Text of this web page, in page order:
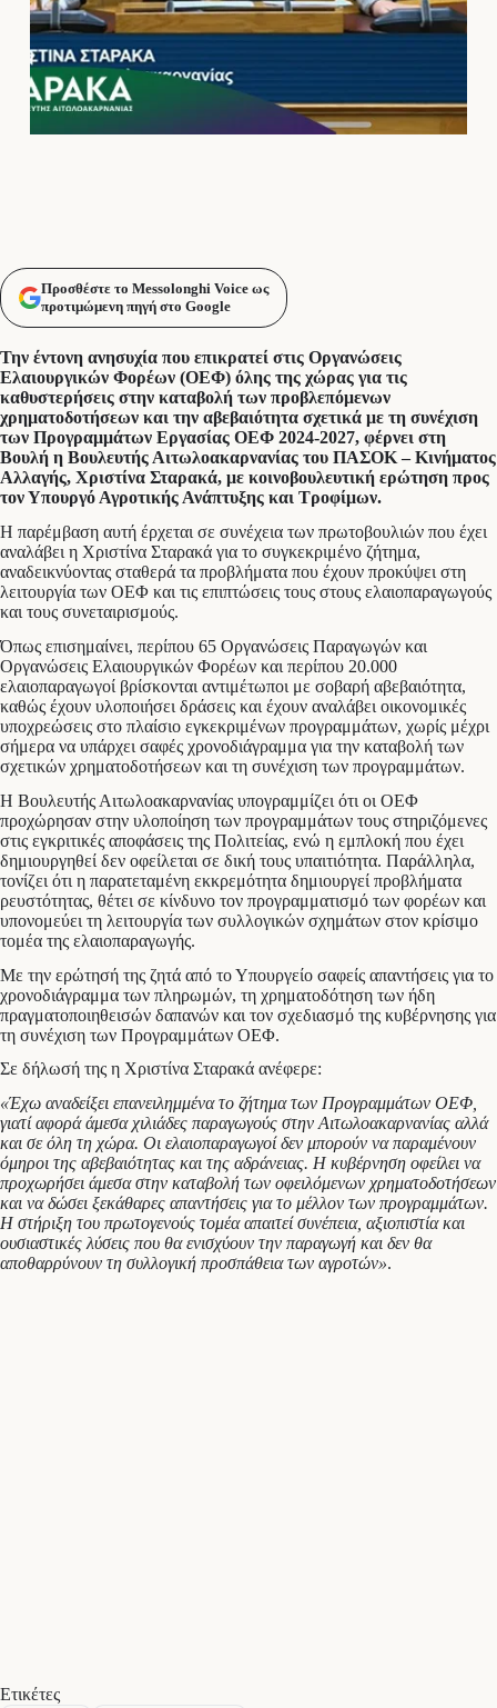
Προσθέστε το Messolonghi Voice ως
προτιμώμενη πηγή στο Google
Την έντονη ανησυχία που επικρατεί στις Οργανώσεις
Ελαιουργικών Φορέων (ΟΕΦ) όλης της χώρας για τις
καθυστερήσεις στην καταβολή των προβλεπόμενων
χρηματοδοτήσεων και την αβεβαιότητα σχετικά με τη συνέχιση
των Προγραμμάτων Εργασίας ΟΕΦ 2024-2027, φέρνει στη
Βουλή η Βουλευτής Αιτωλοακαρνανίας του ΠΑΣΟΚ – Κινήματος
Αλλαγής, Χριστίνα Σταρακά, με κοινοβουλευτική ερώτηση προς
τον Υπουργό Αγροτικής Ανάπτυξης και Τροφίμων.
Η παρέμβαση αυτή έρχεται σε συνέχεια των πρωτοβουλιών που έχει
αναλάβει η Χριστίνα Σταρακά για το συγκεκριμένο ζήτημα,
αναδεικνύοντας σταθερά τα προβλήματα που έχουν προκύψει στη
λειτουργία των ΟΕΦ και τις επιπτώσεις τους στους ελαιοπαραγωγούς
και τους συνεταιρισμούς.
Όπως επισημαίνει, περίπου 65 Οργανώσεις Παραγωγών και
Οργανώσεις Ελαιουργικών Φορέων και περίπου 20.000
ελαιοπαραγωγοί βρίσκονται αντιμέτωποι με σοβαρή αβεβαιότητα,
καθώς έχουν υλοποιήσει δράσεις και έχουν αναλάβει οικονομικές
υποχρεώσεις στο πλαίσιο εγκεκριμένων προγραμμάτων, χωρίς μέχρι
σήμερα να υπάρχει σαφές χρονοδιάγραμμα για την καταβολή των
σχετικών χρηματοδοτήσεων και τη συνέχιση των προγραμμάτων.
Η Βουλευτής Αιτωλοακαρνανίας υπογραμμίζει ότι οι ΟΕΦ
προχώρησαν στην υλοποίηση των προγραμμάτων τους στηριζόμενες
στις εγκριτικές αποφάσεις της Πολιτείας, ενώ η εμπλοκή που έχει
δημιουργηθεί δεν οφείλεται σε δική τους υπαιτιότητα. Παράλληλα,
τονίζει ότι η παρατεταμένη εκκρεμότητα δημιουργεί προβλήματα
ρευστότητας, θέτει σε κίνδυνο τον προγραμματισμό των φορέων και
υπονομεύει τη λειτουργία των συλλογικών σχημάτων στον κρίσιμο
τομέα της ελαιοπαραγωγής.
Με την ερώτησή της ζητά από το Υπουργείο σαφείς απαντήσεις για το
χρονοδιάγραμμα των πληρωμών, τη χρηματοδότηση των ήδη
πραγματοποιηθεισών δαπανών και τον σχεδιασμό της κυβέρνησης για
τη συνέχιση των Προγραμμάτων ΟΕΦ.
Σε δήλωσή της η Χριστίνα Σταρακά ανέφερε:
«Έχω αναδείξει επανειλημμένα το ζήτημα των Προγραμμάτων ΟΕΦ,
γιατί αφορά άμεσα χιλιάδες παραγωγούς στην Αιτωλοακαρνανίας αλλά
και σε όλη τη χώρα. Οι ελαιοπαραγωγοί δεν μπορούν να παραμένουν
όμηροι της αβεβαιότητας και της αδράνειας. Η κυβέρνηση οφείλει να
προχωρήσει άμεσα στην καταβολή των οφειλόμενων χρηματοδοτήσεων
και να δώσει ξεκάθαρες απαντήσεις για το μέλλον των προγραμμάτων.
Η στήριξη του πρωτογενούς τομέα απαιτεί συνέπεια, αξιοπιστία και
ουσιαστικές λύσεις που θα ενισχύουν την παραγωγή και δεν θα
αποθαρρύνουν τη συλλογική προσπάθεια των αγροτών».
Ετικέτες